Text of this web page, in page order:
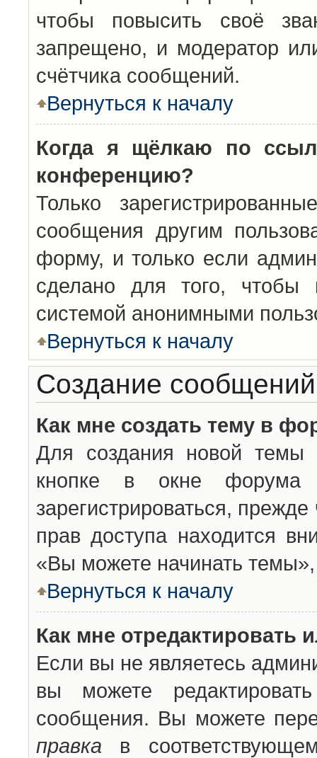
чтобы повысить своё
запрещено, и модератор
счётчика сообщений.
Вернуться к началу
Когда я щёлкаю по
конференцию?
Только
сообщения другим
форму, и только если
сделано для того, чтобы
системой анонимными
Вернуться к началу
Создание сообщений
Как мне создать тему в
Для создания новой темы
кнопке в окне
зарегистрироваться,
прав доступа находится
«Вы можете начинать
Вернуться к началу
Как мне отредактировать
Если вы не являетесь
вы можете
сообщения. Вы можете
правка в